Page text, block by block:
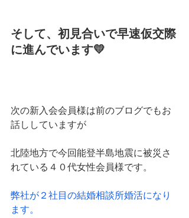
そして、初見合いで早速仮交際
に進んでいます💛
次の新入会会員様は前のブログでもお
話ししていますが
北陸地方で今回能登半島地震に被災さ
れている４０代女性会員様です。
弊社が２社目の結婚相談所婚活になり
ます。